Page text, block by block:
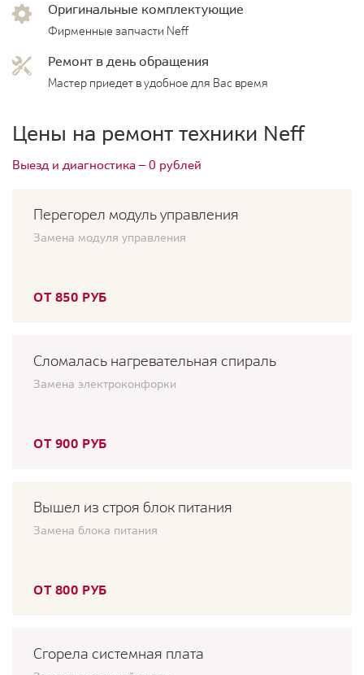
Оригинальные комплектующие
Фирменные запчасти Neff
Ремонт в день обращения
Мастер приедет в удобное для Вас время
Цены на ремонт техники Neff
Выезд и диагностика — 0 рублей
Перегорел модуль управления
Замена модуля управления
ОТ 850 РУБ
Сломалась нагревательная спираль
Замена электроконфорки
ОТ 900 РУБ
Вышел из строя блок питания
Замена блока питания
ОТ 800 РУБ
Сгорела системная плата